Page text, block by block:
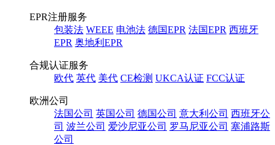
EPR注册服务
包装法 WEEE 电池法 德国EPR 法国EPR 西班牙
EPR 奥地利EPR
合规认证服务
欧代 英代 美代 CE检测 UKCA认证 FCC认证
欧洲公司
法国公司 英国公司 德国公司 意大利公司 西班牙公
司 波兰公司 爱沙尼亚公司 罗马尼亚公司 塞浦路斯
公司